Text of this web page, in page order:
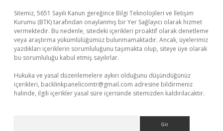
Sitemiz, 5651 Sayılı Kanun gereğince Bilgi Teknolojileri ve İletişim
Kurumu (BTK) tarafından onaylanmış bir Yer Sağlayıcı olarak hizmet
vermektedir. Bu nedenle, sitedeki içerikleri proaktif olarak denetleme
veya araştırma yükümlülüğümüz bulunmamaktadır. Ancak, üyelerimiz
yazdıkları içeriklerin sorumluluğunu taşımakta olup, siteye üye olarak
bu sorumluluğu kabul etmiş sayılırlar.
Hukuka ve yasal düzenlemelere aykırı olduğunu düşündüğünüz
içerikleri, backlinkpanelicomtr@gmail.com adresine bildirmeniz
halinde, ilgili içerikler yasal süre içerisinde sitemizden kaldırılacaktır.